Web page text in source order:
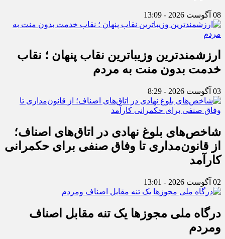
08 آگوست 2026 - 13:09
ارزشمندترین وزیباترین نقاب پنهان ؛ نقاب
خدمت بدون منت به مردم
03 آگوست 2026 - 8:29
شاخص‌های بلوغ نهادی در اتاق‌های اصناف؛
از قانون‌مداری تا وفاق صنفی برای حکمرانی
کارآمد
02 آگوست 2026 - 13:01
درگاه ملی مجوزها یک تنه مقابل اصناف
ومردم